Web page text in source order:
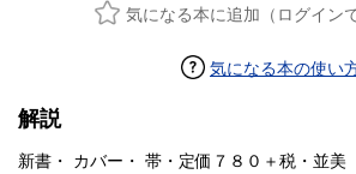
気になる本に追加（ログイン
気になる本の使い
解説
新書・ カバー・ 帯・定価７８０＋税・並美